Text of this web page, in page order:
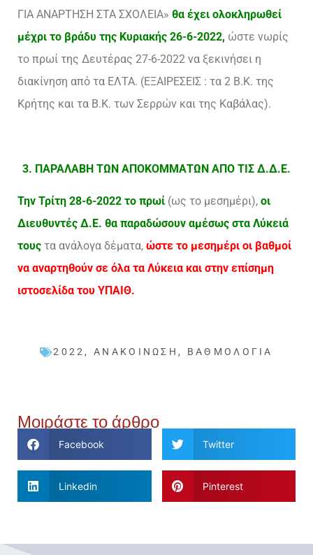
ΓΙΑ ΑΝΑΡΤΗΣΗ ΣΤΑ ΣΧΟΛΕΙΑ» θα έχει ολοκληρωθεί
μέχρι το βράδυ της Κυριακής 26-6-2022, ώστε νωρίς
το πρωί της Δευτέρας 27-6-2022 να ξεκινήσει η
διακίνηση από τα ΕΛΤΑ. (ΕΞΑΙΡΕΣΕΙΣ : τα 2 Β.Κ. της
Κρήτης και τα Β.Κ. των Σερρών και της Καβάλας).
3. ΠΑΡΑΛΑΒΗ ΤΩΝ ΑΠΟΚΟΜΜΑΤΩΝ ΑΠΟ ΤΙΣ Δ.Δ.Ε.
Την Τρίτη 28-6-2022 το πρωί (ως το μεσημέρι), οι
Διευθυντές Δ.Ε. θα παραδώσουν αμέσως στα Λύκειά
τους τα ανάλογα δέματα, ώστε το μεσημέρι οι βαθμοί
να αναρτηθούν σε όλα τα Λύκεια και στην επίσημη
ιστοσελίδα του ΥΠΑΙΘ.
2022 ,ΑΝΑΚΟΊΝΩΣΗ , ΒΑΘΜΟΛΟΓΊΑ
Μοιράστε το άρθρο
Facebook Twitter
Linkedin Pinterest